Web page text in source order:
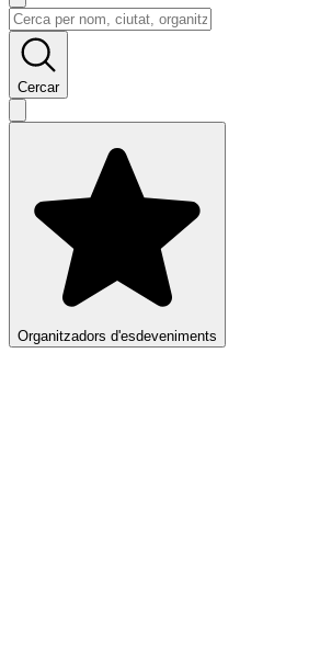
Cercar
Organitzadors d'esdeveniments